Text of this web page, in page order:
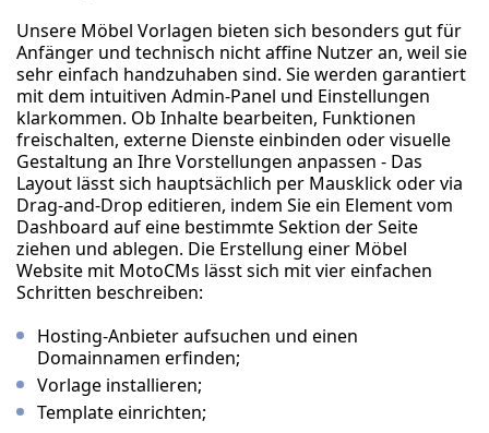
Unsere Möbel Vorlagen bieten sich besonders gut für
Anfänger und technisch nicht affine Nutzer an, weil sie
sehr einfach handzuhaben sind. Sie werden garantiert
mit dem intuitiven Admin-Panel und Einstellungen
klarkommen. Ob Inhalte bearbeiten, Funktionen
freischalten, externe Dienste einbinden oder visuelle
Gestaltung an Ihre Vorstellungen anpassen - Das
Layout lässt sich hauptsächlich per Mausklick oder via
Drag-and-Drop editieren, indem Sie ein Element vom
Dashboard auf eine bestimmte Sektion der Seite
ziehen und ablegen. Die Erstellung einer Möbel
Website mit MotoCMs lässt sich mit vier einfachen
Schritten beschreiben:
Hosting-Anbieter aufsuchen und einen
Domainnamen erfinden;
Vorlage installieren;
Template einrichten;